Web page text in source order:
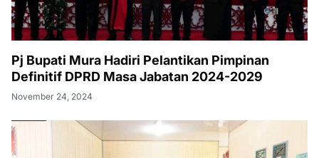
Pj Bupati Mura Hadiri Pelantikan Pimpinan
Definitif DPRD Masa Jabatan 2024-2029
November 24, 2024